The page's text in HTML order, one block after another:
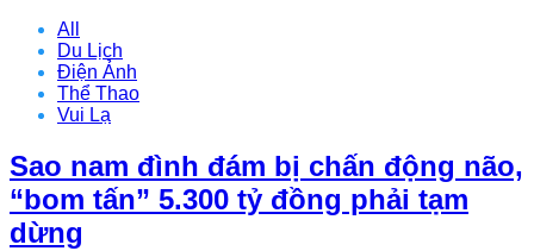
All
Du Lịch
Điện Ảnh
Thể Thao
Vui Lạ
Sao nam đình đám bị chấn động não,
“bom tấn” 5.300 tỷ đồng phải tạm
dừng